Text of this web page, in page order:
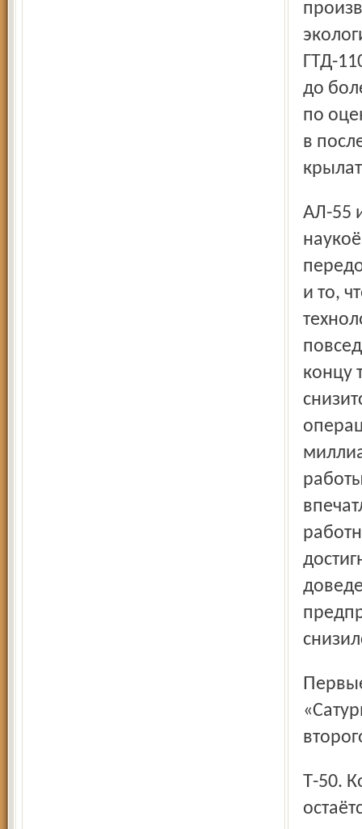
ГТД-
до
по
в
АЛ-55 и далее, по полному списку разработок это
и то,
концу
Первые самолёты с двигателями SaM146 уже в небе, а
Т-50. Конкуренция со стороны Израиля, Швеции и Китая